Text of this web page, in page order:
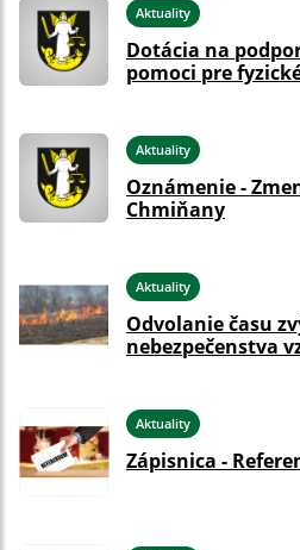
Aktuality
Dotácia na
pomoci pre
Aktuality
Oznámenie -
Chmiňany
Aktuality
Odvolanie času
nebezpečenstva
Aktuality
Zápisnica -